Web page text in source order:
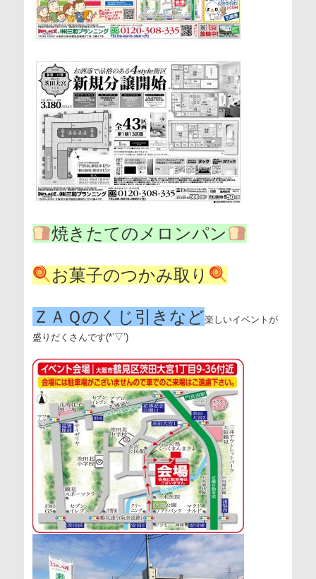
焼きたてのメロンパン
お菓子のつかみ取り
ＺＡＱのくじ引きなど楽しいイベントが
盛りだくさんです(*’▽’)